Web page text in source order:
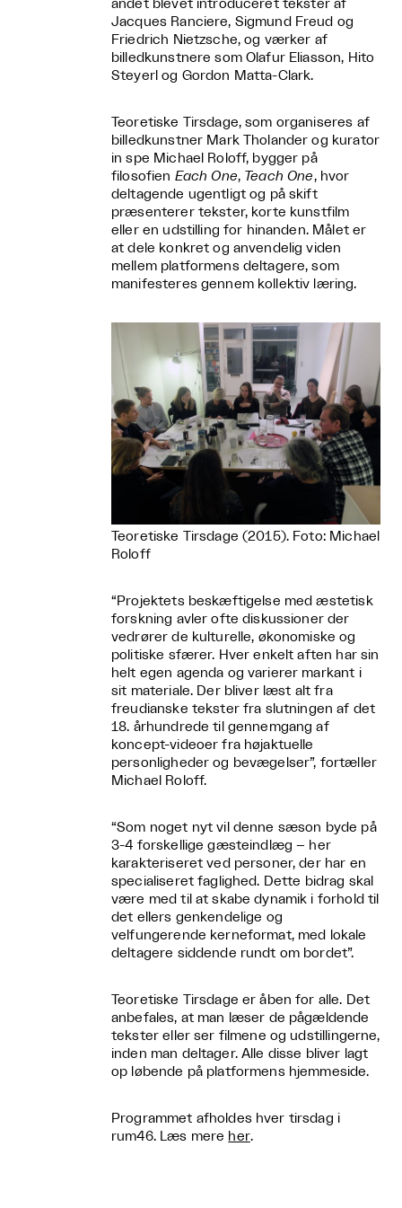
andet blevet introduceret tekster af
Jacques Ranciere, Sigmund Freud og
Friedrich Nietzsche, og værker af
billedkunstnere som Olafur Eliasson, Hito
Steyerl og Gordon Matta-Clark.
Teoretiske Tirsdage, som organiseres af
billedkunstner Mark Tholander og kurator
in spe Michael Roloff, bygger på
filosofien Each One, Teach One, hvor
deltagende ugentligt og på skift
præsenterer tekster, korte kunstfilm
eller en udstilling for hinanden. Målet er
at dele konkret og anvendelig viden
mellem platformens deltagere, som
manifesteres gennem kollektiv læring.
Teoretiske Tirsdage (2015). Foto: Michael
Roloff
“Projektets beskæftigelse med æstetisk
forskning avler ofte diskussioner der
vedrører de kulturelle, økonomiske og
politiske sfærer. Hver enkelt aften har sin
helt egen agenda og varierer markant i
sit materiale. Der bliver læst alt fra
freudianske tekster fra slutningen af det
18. århundrede til gennemgang af
koncept-videoer fra højaktuelle
personligheder og bevægelser”, fortæller
Michael Roloff.
“Som noget nyt vil denne sæson byde på
3-4 forskellige gæsteindlæg – her
karakteriseret ved personer, der har en
specialiseret faglighed. Dette bidrag skal
være med til at skabe dynamik i forhold til
det ellers genkendelige og
velfungerende kerneformat, med lokale
deltagere siddende rundt om bordet”.
Teoretiske Tirsdage er åben for alle. Det
anbefales, at man læser de pågældende
tekster eller ser filmene og udstillingerne,
inden man deltager. Alle disse bliver lagt
op løbende på platformens hjemmeside.
Programmet afholdes hver tirsdag i
rum46. Læs mere her.